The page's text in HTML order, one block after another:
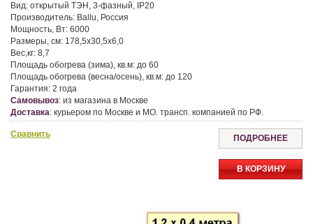
Вид: открытый ТЭН, 3-фазный, IP20
Производитель: Ballu, Россия
Мощность, Вт: 6000
Размеры, см: 178,5х30,5х6,0
Вес,кг: 8,7
Площадь обогрева (зима), кв.м: до 60
Площадь обогрева (весна/осень), кв.м: до 120
Гарантия: 2 года
Самовывоз: из магазина в Москве
Доставка: курьером по Москве и МО. трансп. компанией по РФ.
Сравнить ПОДРОБНЕЕ
В КОРЗИНУ